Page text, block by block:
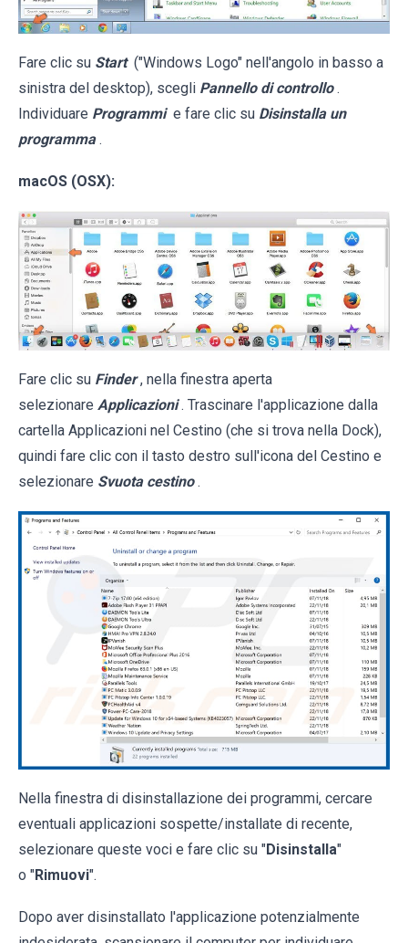
Fare clic su Start ("Windows Logo" nell'angolo in basso a
sinistra del desktop), scegli Pannello di controllo .
Individuare Programmi e fare clic su Disinstalla un
programma .
macOS (OSX):
Fare clic su Finder , nella finestra aperta
selezionare Applicazioni . Trascinare l'applicazione dalla
cartella Applicazioni nel Cestino (che si trova nella Dock),
quindi fare clic con il tasto destro sull'icona del Cestino e
selezionare Svuota cestino .
Nella finestra di disinstallazione dei programmi, cercare
eventuali applicazioni sospette/installate di recente,
selezionare queste voci e fare clic su "Disinstalla"
o "Rimuovi".
Dopo aver disinstallato l'applicazione potenzialmente